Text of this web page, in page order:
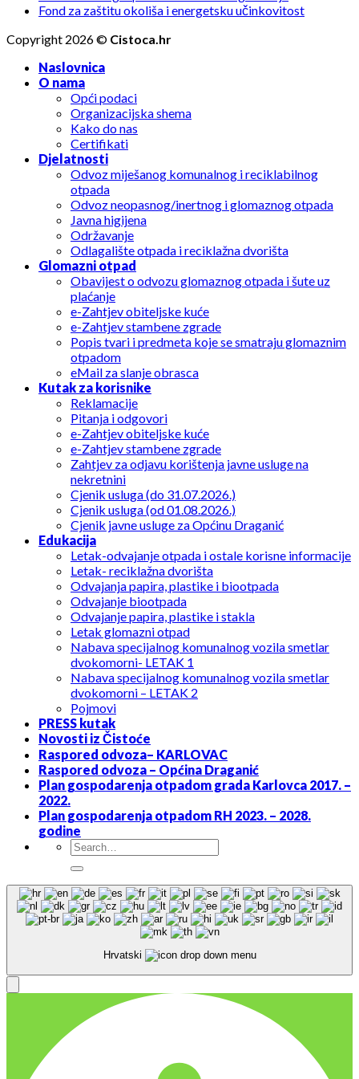
Fond za zaštitu okoliša i energetsku učinkovitost
Copyright 2026 © Cistoca.hr
Naslovnica
O nama
Opći podaci
Organizacijska shema
Kako do nas
Certifikati
Djelatnosti
Odvoz miješanog komunalnog i reciklabilnog
otpada
Odvoz neopasnog/inertnog i glomaznog otpada
Javna higijena
Održavanje
Odlagalište otpada i reciklažna dvorišta
Glomazni otpad
Obavijest o odvozu glomaznog otpada i šute uz
plaćanje
e-Zahtjev obiteljske kuće
e-Zahtjev stambene zgrade
Popis tvari i predmeta koje se smatraju glomaznim
otpadom
eMail za slanje obrasca
Kutak za korisnike
Reklamacije
Pitanja i odgovori
e-Zahtjev obiteljske kuće
e-Zahtjev stambene zgrade
Zahtjev za odjavu korištenja javne usluge na
nekretnini
Cjenik usluga (do 31.07.2026.)
Cjenik usluga (od 01.08.2026.)
Cjenik javne usluge za Općinu Draganić
Edukacija
Letak-odvajanje otpada i ostale korisne informacije
Letak- reciklažna dvorišta
Odvajanja papira, plastike i biootpada
Odvajanje biootpada
Odvajanje papira, plastike i stakla
Letak glomazni otpad
Nabava specijalnog komunalnog vozila smetlar
dvokomorni- LETAK 1
Nabava specijalnog komunalnog vozila smetlar
dvokomorni – LETAK 2
Pojmovi
PRESS kutak
Novosti iz Čistoće
Raspored odvoza– KARLOVAC
Raspored odvoza – Općina Draganić
Plan gospodarenja otpadom grada Karlovca 2017. –
2022.
Plan gospodarenja otpadom RH 2023. – 2028.
godine
Hrvatski